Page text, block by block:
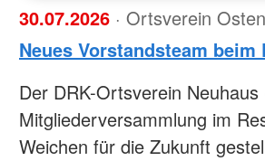
30.07.2026 · Ortsverein Osten
Neues Vorstandsteam
Der DRK-Ortsverein
Mitgliederversammlung im
Weichen für die Zukunft